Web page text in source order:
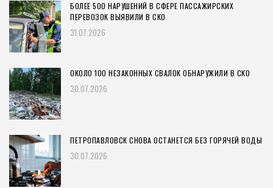
БОЛЕЕ 500 НАРУШЕНИЙ В СФЕРЕ ПАССАЖИРСКИХ
ПЕРЕВОЗОК ВЫЯВИЛИ В СКО
31.07.2026
ОКОЛО 100 НЕЗАКОННЫХ СВАЛОК ОБНАРУЖИЛИ В СКО
30.07.2026
ПЕТРОПАВЛОВСК СНОВА ОСТАНЕТСЯ БЕЗ ГОРЯЧЕЙ ВОДЫ
30.07.2026